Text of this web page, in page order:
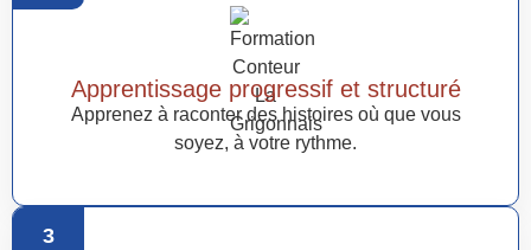
Apprentissage progressif et structuré
Apprenez à raconter des histoires où que vous
soyez, à votre rythme.
3